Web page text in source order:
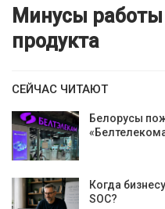
Минусы
продукта
СЕЙЧАС ЧИТАЮТ
Белорусы
Когда
SOC?